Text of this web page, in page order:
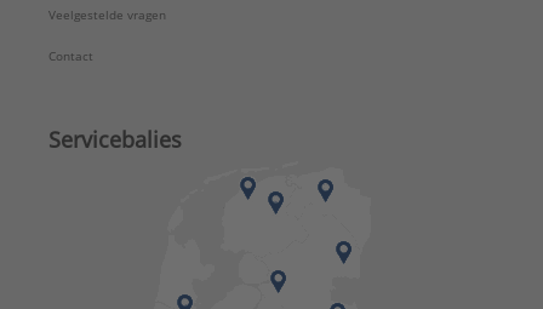
Veelgestelde vragen
Contact
Servicebalies